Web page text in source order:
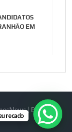
EM
| ByTheme
recado